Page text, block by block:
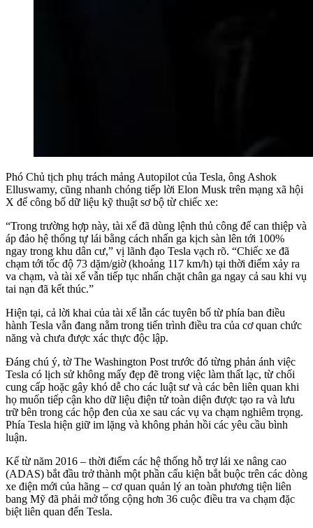
Phó Chủ tịch phụ trách mảng Autopilot của Tesla, ông Ashok
Elluswamy, cũng nhanh chóng tiếp lời Elon Musk trên mạng xã hội
X để công bố dữ liệu kỹ thuật sơ bộ từ chiếc xe:
“Trong trường hợp này, tài xế đã dùng lệnh thủ công để can thiệp và
áp đảo hệ thống tự lái bằng cách nhấn ga kịch sàn lên tới 100%
ngay trong khu dân cư,” vị lãnh đạo Tesla vạch rõ. “Chiếc xe đã
chạm tới tốc độ 73 dặm/giờ (khoảng 117 km/h) tại thời điểm xảy ra
va chạm, và tài xế vẫn tiếp tục nhấn chặt chân ga ngay cả sau khi vụ
tai nạn đã kết thúc.”
Hiện tại, cả lời khai của tài xế lẫn các tuyên bố từ phía ban điều
hành Tesla vẫn đang nằm trong tiến trình điều tra của cơ quan chức
năng và chưa được xác thực độc lập.
Đáng chú ý, tờ The Washington Post trước đó từng phản ánh việc
Tesla có lịch sử không mấy đẹp đẽ trong việc làm thất lạc, từ chối
cung cấp hoặc gây khó dễ cho các luật sư và các bên liên quan khi
họ muốn tiếp cận kho dữ liệu điện tử toàn diện được tạo ra và lưu
trữ bên trong các hộp đen của xe sau các vụ va chạm nghiêm trọng.
Phía Tesla hiện giữ im lặng và không phản hồi các yêu cầu bình
luận.
Kể từ năm 2016 – thời điểm các hệ thống hỗ trợ lái xe nâng cao
(ADAS) bắt đầu trở thành một phần cấu kiện bắt buộc trên các dòng
xe điện mới của hãng – cơ quan quản lý an toàn phương tiện liên
bang Mỹ đã phải mở tổng cộng hơn 36 cuộc điều tra va chạm đặc
biệt liên quan đến Tesla.